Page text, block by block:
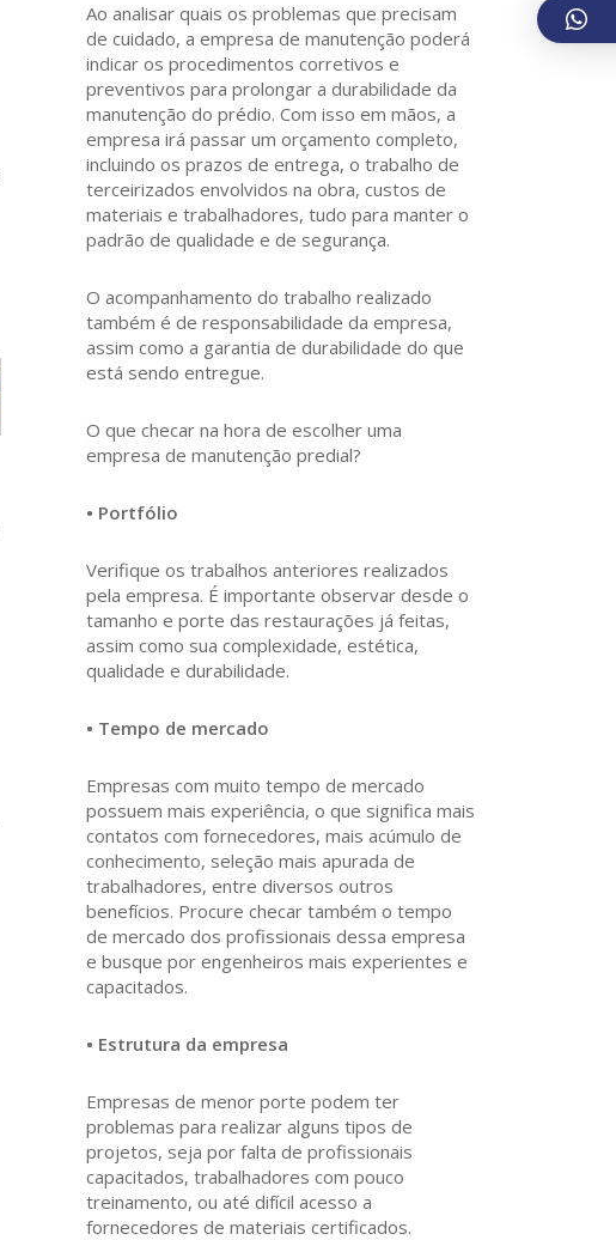
Ao analisar quais os problemas que precisam
de cuidado, a empresa de manutenção poderá
indicar os procedimentos corretivos e
preventivos para prolongar a durabilidade da
manutenção do prédio. Com isso em mãos, a
empresa irá passar um orçamento completo,
incluindo os prazos de entrega, o trabalho de
terceirizados envolvidos na obra, custos de
materiais e trabalhadores, tudo para manter o
padrão de qualidade e de segurança.
O acompanhamento do trabalho realizado
também é de responsabilidade da empresa,
assim como a garantia de durabilidade do que
está sendo entregue.
O que checar na hora de escolher uma
empresa de manutenção predial?
• Portfólio
Verifique os trabalhos anteriores realizados
pela empresa. É importante observar desde o
tamanho e porte das restaurações já feitas,
assim como sua complexidade, estética,
qualidade e durabilidade.
• Tempo de mercado
Empresas com muito tempo de mercado
possuem mais experiência, o que significa mais
contatos com fornecedores, mais acúmulo de
conhecimento, seleção mais apurada de
trabalhadores, entre diversos outros
benefícios. Procure checar também o tempo
de mercado dos profissionais dessa empresa
e busque por engenheiros mais experientes e
capacitados.
• Estrutura da empresa
Empresas de menor porte podem ter
problemas para realizar alguns tipos de
projetos, seja por falta de profissionais
capacitados, trabalhadores com pouco
treinamento, ou até difícil acesso a
fornecedores de materiais certificados.